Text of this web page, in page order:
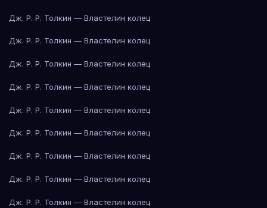
Дж. Р. Р. Толкин — Властелин колец
Дж. Р. Р. Толкин — Властелин колец
Дж. Р. Р. Толкин — Властелин колец
Дж. Р. Р. Толкин — Властелин колец
Дж. Р. Р. Толкин — Властелин колец
Дж. Р. Р. Толкин — Властелин колец
Дж. Р. Р. Толкин — Властелин колец
Дж. Р. Р. Толкин — Властелин колец
Дж. Р. Р. Толкин — Властелин колец